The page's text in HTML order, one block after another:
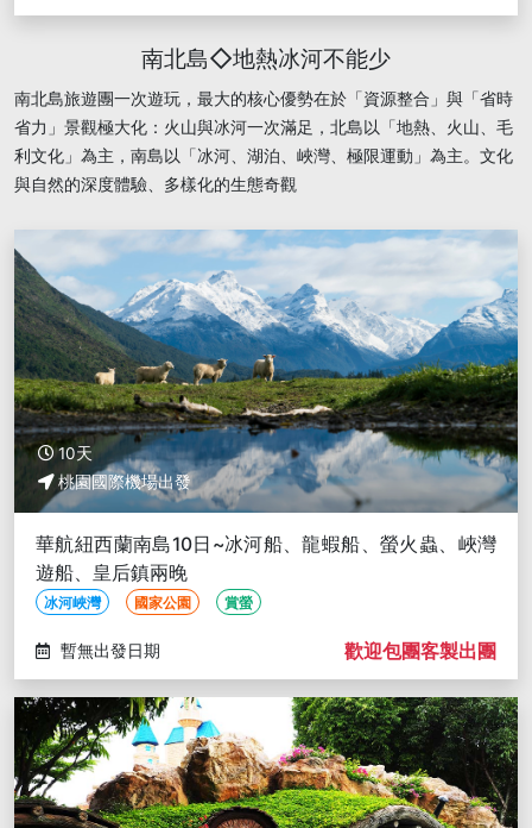
09/12
南北島◇地熱冰河不能少
南北島旅遊團一次遊玩，最大的核心優勢在於「資源整合」與「省時
省力」景觀極大化：火山與冰河一次滿足，北島以「地熱、火山、毛
利文化」為主，南島以「冰河、湖泊、峽灣、極限運動」為主。文化
與自然的深度體驗、多樣化的生態奇觀
10天
桃園國際機場出發
華航紐西蘭南島10日~冰河船、龍蝦船、螢火蟲、峽灣
遊船、皇后鎮兩晚
冰河峽灣 國家公園 賞螢
暫無出發日期 歡迎包團客製出團